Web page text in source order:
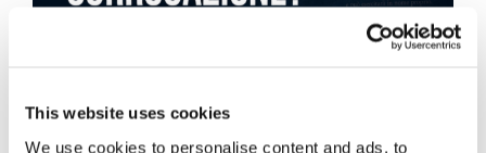
This website uses cookies
We use cookies to personalise content and ads, to